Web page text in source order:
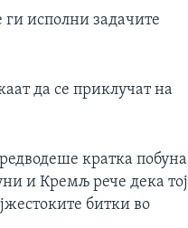
ги исполни задачите
да се приклучат на
кратка побуна
и Кремљ рече дека тој
битки во